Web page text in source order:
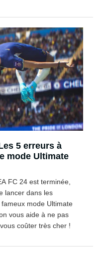
5 erreurs à
mode Ultimate
FC 24 est terminée,
lancer dans les
mode Ultimate
vous aide à ne pas
coûter très cher !